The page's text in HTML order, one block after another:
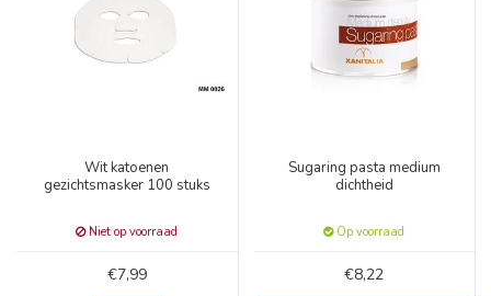
Wit katoenen
gezichtsmasker 100 stuks
Niet op voorraad
€7,99
Sugaring pasta medium
dichtheid
Op voorraad
€8,22